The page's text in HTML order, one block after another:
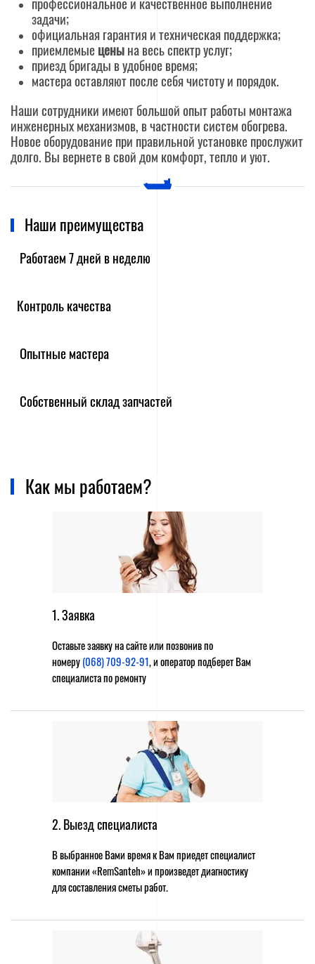
задачи;
официальная гарантия и техническая поддержка;
приемлемыеценына весь спектр услуг;
приезд бригады в удобное время;
мастера оставляют после себя чистоту и порядок.
Наши сотрудники имеют большой опыт работы монтажа
инженерных механизмов, в частности систем обогрева.
Новое оборудование при правильной установке прослужит
долго. Вы вернете в свой дом комфорт, тепло и уют.
Наши преимущества
Работаем 7 дней в неделю
Контроль качества
Опытные мастера
Собственный склад запчастей
Как мы работаем?
1. Заявка
Оставьте заявку на сайте или позвонив по
номеру(068) 709-92-91, и оператор подберет Вам
специалиста по ремонту
2. Выезд специалиста
В выбранное Вами время к Вам приедет специалист
компании «RemSanteh» и произведет диагностику
для составления сметы работ.